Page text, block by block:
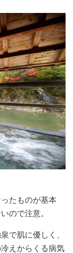
たものが基本
ので注意。
で肌に優しく、
えからくる病気